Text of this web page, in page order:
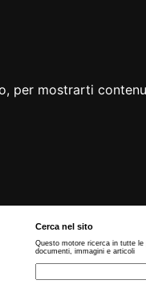
per mostrarti
Cerca nel sito
Questo motore ricerca in tutte le
documenti, immagini e articoli